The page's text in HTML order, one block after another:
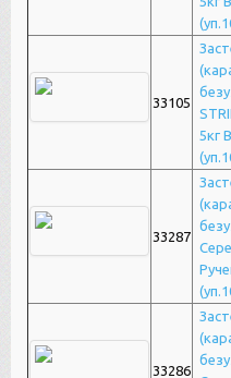
33105
5кг
33287
33286